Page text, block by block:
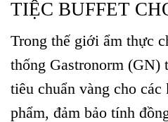
TIỆC BUFFET
Trong thế giới ẩm thực
thống Gastronorm (GN)
tiêu chuẩn vàng cho các
phẩm, đảm bảo tính